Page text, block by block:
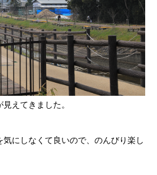
えてきました。
にしなくて良いので、のんびり楽し